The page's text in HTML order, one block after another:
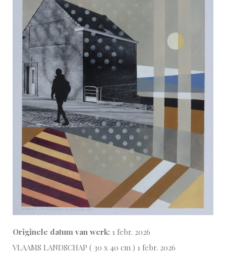
Originele datum van werk: 1 febr. 2026
VLAAMS LANDSCHAP ( 30 x 40 cm ) 1 febr. 2026